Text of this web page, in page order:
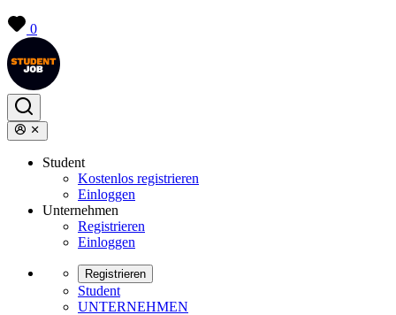
0
Student
Kostenlos registrieren
Einloggen
Unternehmen
Registrieren
Einloggen
Registrieren
Student
UNTERNEHMEN